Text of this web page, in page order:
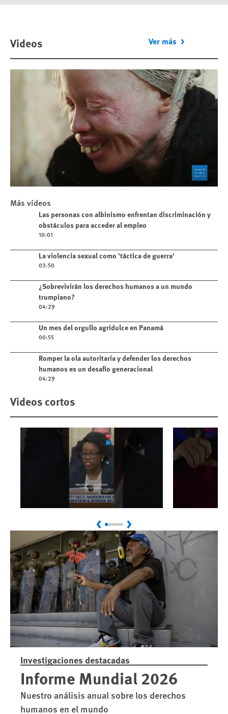
Videos Ver más
Play
Las personas con albinismo enfrentan
discriminación y obstáculos para
acceder al empleo
Más vídeos
Play videoLas personas con albinismo enfrentan discriminación y
obstáculos para acceder al empleo
10:01
Play videoLa violencia sexual como 'táctica de guerra'
03:50
Play video¿Sobrevivirán los derechos humanos a un mundo
trumpiano?
04:29
Play videoUn mes del orgullo agridulce en Panamá
00:55
Play videoRomper la ola autoritaria y defender los derechos
humanos es un desafío generacional
04:29
Videos cortos
El último incidente mortal
de ICE exige una
investigación
independiente
PreviousNext
Investigaciones destacadas
Informe Mundial 2026
Nuestro análisis anual sobre los derechos
humanos en el mundo